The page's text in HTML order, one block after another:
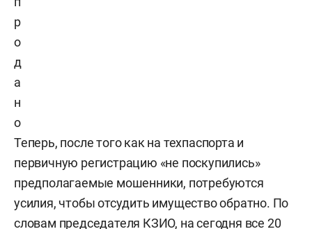
р
о
д
а
н
о
Теперь, после того как на техпаспорта и
первичную регистрацию «не поскупились»
предполагаемые мошенники, потребуются
усилия, чтобы отсудить имущество обратно. По
словам председателя КЗИО, на сегодня все 20